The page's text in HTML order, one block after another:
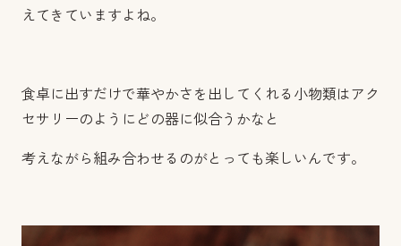
えてきていますよね。
食卓に出すだけで華やかさを出してくれる小物類はアク
セサリーのようにどの器に似合うかなと
考えながら組み合わせるのがとっても楽しいんです。